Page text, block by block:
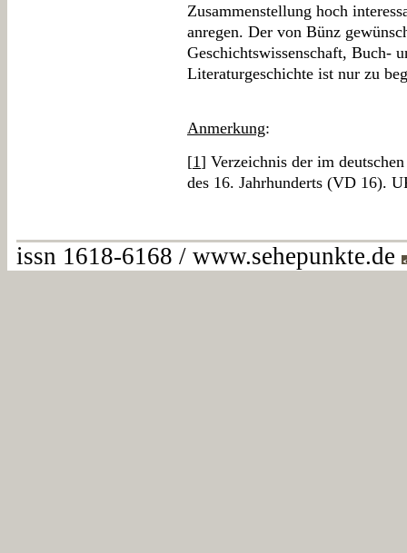
Zusammenstellung hoch
anregen. Der von Bünz
Geschichtswissenschaft, Buch-
Literaturgeschichte ist nur zu
Anmerkung:
[1] Verzeichnis der im
des 16. Jahrhunderts (VD 16).
issn 1618-6168 / www.sehepunkte.de